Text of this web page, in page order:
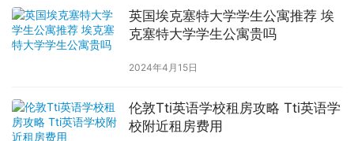
英国埃克塞特大学学生公寓推荐 埃
克塞特大学学生公寓贵吗
2024年4月15日
伦敦Tti英语学校租房攻略 Tti英语学
校附近租房费用